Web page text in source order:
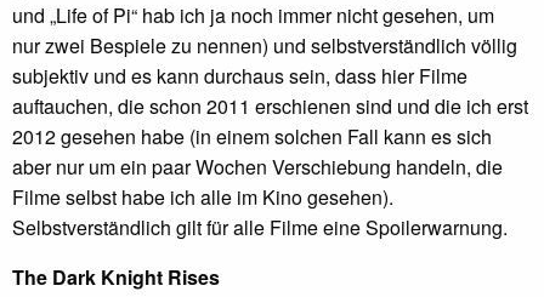
und „Life of Pi“ hab ich ja noch immer nicht gesehen, um
nur zwei Bespiele zu nennen) und selbstverständlich völlig
subjektiv und es kann durchaus sein, dass hier Filme
auftauchen, die schon 2011 erschienen sind und die ich erst
2012 gesehen habe (in einem solchen Fall kann es sich
aber nur um ein paar Wochen Verschiebung handeln, die
Filme selbst habe ich alle im Kino gesehen).
Selbstverständlich gilt für alle Filme eine Spoilerwarnung.
The Dark Knight Rises